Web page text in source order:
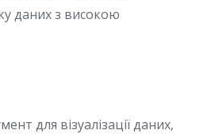
даних з високою
для візуалізації даних,